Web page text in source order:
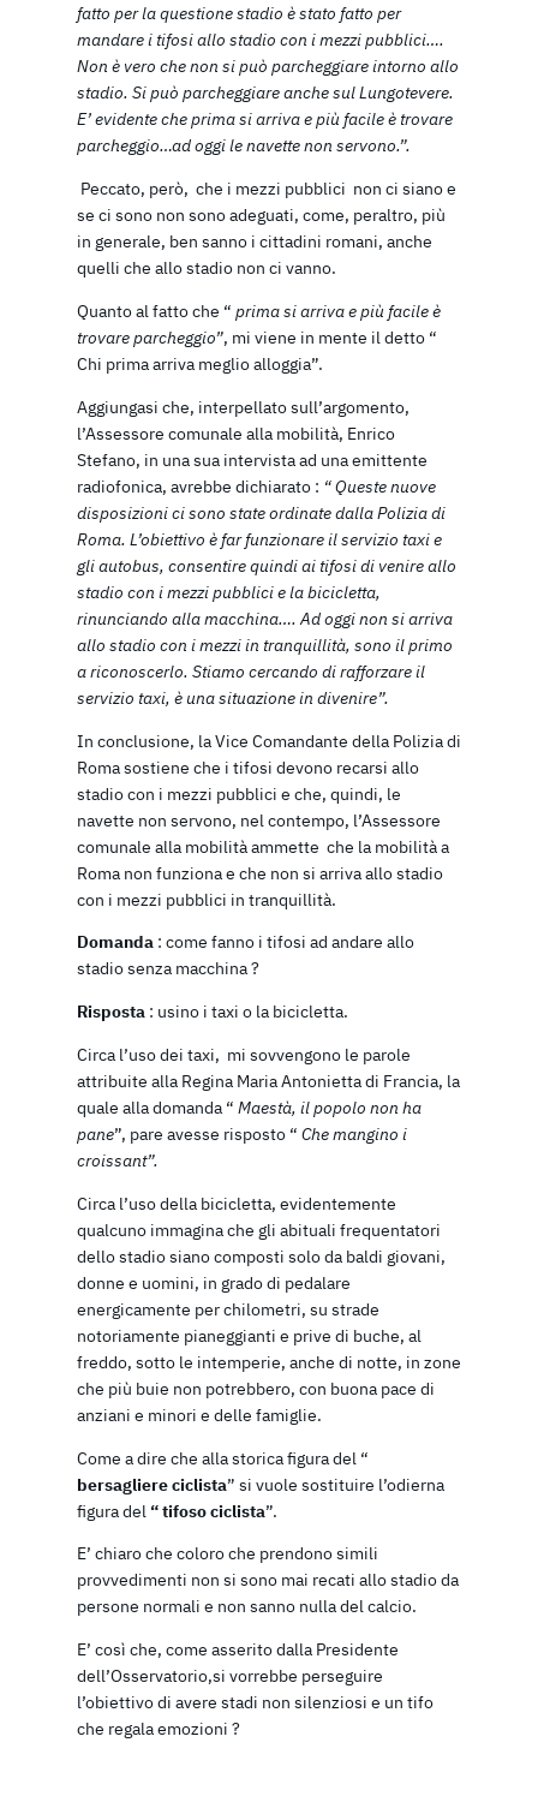
fatto per la questione stadio è stato fatto per
mandare i tifosi allo stadio con i mezzi pubblici….
Non è vero che non si può parcheggiare intorno allo
stadio. Si può parcheggiare anche sul Lungotevere.
E’ evidente che prima si arriva e più facile è trovare
parcheggio…ad oggi le navette non servono.”.
Peccato, però, che i mezzi pubblici non ci siano e
se ci sono non sono adeguati, come, peraltro, più
in generale, ben sanno i cittadini romani, anche
quelli che allo stadio non ci vanno.
Quanto al fatto che “ prima si arriva e più facile è
trovare parcheggio”, mi viene in mente il detto “
Chi prima arriva meglio alloggia”.
Aggiungasi che, interpellato sull’argomento,
l’Assessore comunale alla mobilità, Enrico
Stefano, in una sua intervista ad una emittente
radiofonica, avrebbe dichiarato : “ Queste nuove
disposizioni ci sono state ordinate dalla Polizia di
Roma. L’obiettivo è far funzionare il servizio taxi e
gli autobus, consentire quindi ai tifosi di venire allo
stadio con i mezzi pubblici e la bicicletta,
rinunciando alla macchina…. Ad oggi non si arriva
allo stadio con i mezzi in tranquillità, sono il primo
a riconoscerlo. Stiamo cercando di rafforzare il
servizio taxi, è una situazione in divenire”.
In conclusione, la Vice Comandante della Polizia di
Roma sostiene che i tifosi devono recarsi allo
stadio con i mezzi pubblici e che, quindi, le
navette non servono, nel contempo, l’Assessore
comunale alla mobilità ammette che la mobilità a
Roma non funziona e che non si arriva allo stadio
con i mezzi pubblici in tranquillità.
Domanda : come fanno i tifosi ad andare allo
stadio senza macchina ?
Risposta : usino i taxi o la bicicletta.
Circa l’uso dei taxi, mi sovvengono le parole
attribuite alla Regina Maria Antonietta di Francia, la
quale alla domanda “ Maestà, il popolo non ha
pane”, pare avesse risposto “ Che mangino i
croissant”.
Circa l’uso della bicicletta, evidentemente
qualcuno immagina che gli abituali frequentatori
dello stadio siano composti solo da baldi giovani,
donne e uomini, in grado di pedalare
energicamente per chilometri, su strade
notoriamente pianeggianti e prive di buche, al
freddo, sotto le intemperie, anche di notte, in zone
che più buie non potrebbero, con buona pace di
anziani e minori e delle famiglie.
Come a dire che alla storica figura del “
bersagliere ciclista” si vuole sostituire l’odierna
figura del “ tifoso ciclista”.
E’ chiaro che coloro che prendono simili
provvedimenti non si sono mai recati allo stadio da
persone normali e non sanno nulla del calcio.
E’ così che, come asserito dalla Presidente
dell’Osservatorio,si vorrebbe perseguire
l’obiettivo di avere stadi non silenziosi e un tifo
che regala emozioni ?